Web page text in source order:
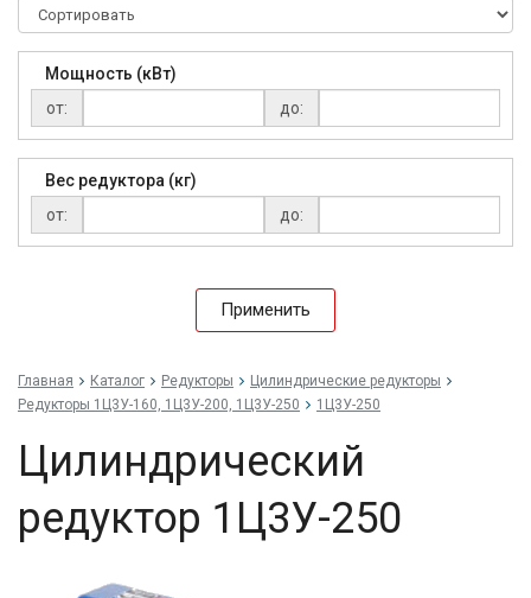
Мощность (кВт)
от:
до:
Вес редуктора (кг)
от:
до:
Применить
Главная Каталог Редукторы
Цилиндрические редукторы
Редукторы 1Ц3У-160, 1Ц3У-200, 1Ц3У-250
1Ц3У-250
Цилиндрический
редуктор 1Ц3У-250